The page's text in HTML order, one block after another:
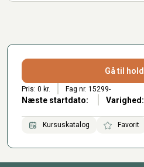
Gå til hold
Pris: 0 kr. Fag nr. 15299-
Næste startdato: Varighed:
Kursuskatalog Favorit